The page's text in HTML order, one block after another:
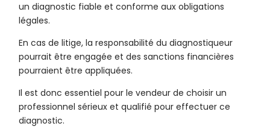
un diagnostic fiable et conforme aux obligations
légales.
En cas de litige, la responsabilité du diagnostiqueur
pourrait être engagée et des sanctions financières
pourraient être appliquées.
Il est donc essentiel pour le vendeur de choisir un
professionnel sérieux et qualifié pour effectuer ce
diagnostic.